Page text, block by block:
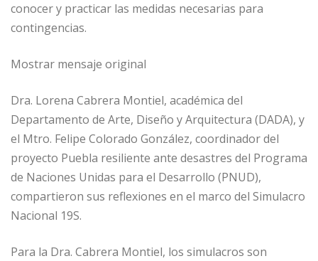
conocer y practicar las medidas necesarias para
contingencias.
Mostrar mensaje original
Dra. Lorena Cabrera Montiel, académica del
Departamento de Arte, Diseño y Arquitectura (DADA), y
el Mtro. Felipe Colorado González, coordinador del
proyecto Puebla resiliente ante desastres del Programa
de Naciones Unidas para el Desarrollo (PNUD),
compartieron sus reflexiones en el marco del Simulacro
Nacional 19S.
Para la Dra. Cabrera Montiel, los simulacros son